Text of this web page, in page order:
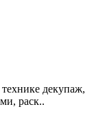
декупаж,
раск..